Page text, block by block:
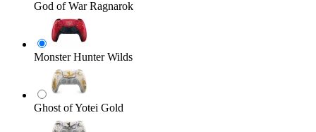
God of War Ragnarok
Monster Hunter Wilds
Ghost of Yotei Gold